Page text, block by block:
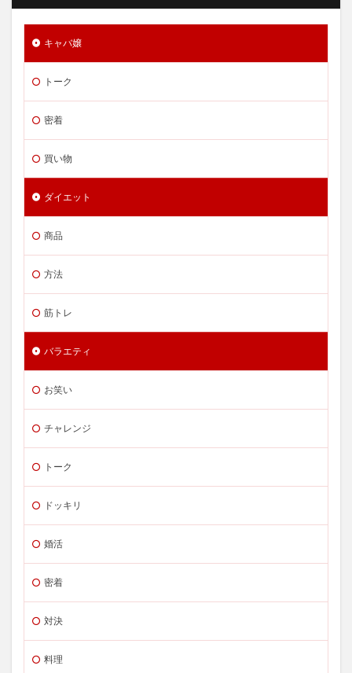
キャバ嬢
トーク
密着
買い物
ダイエット
商品
方法
筋トレ
バラエティ
お笑い
チャレンジ
トーク
ドッキリ
婚活
密着
対決
料理